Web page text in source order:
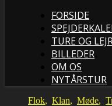
FORSIDE
TURE OG
BILLEDER
OM OS
NYTÅRSTUR
Flok, Klan, Møde,